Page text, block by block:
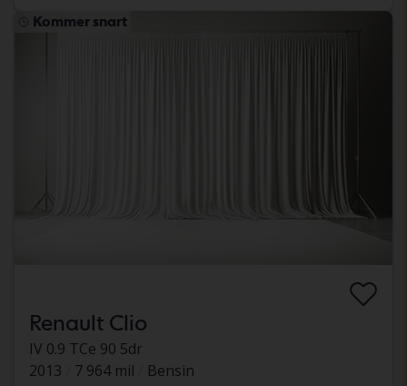
Kommer snart
Renault Clio
IV 0.9 TCe 90 5dr
2013
7 964 mil
Bensin